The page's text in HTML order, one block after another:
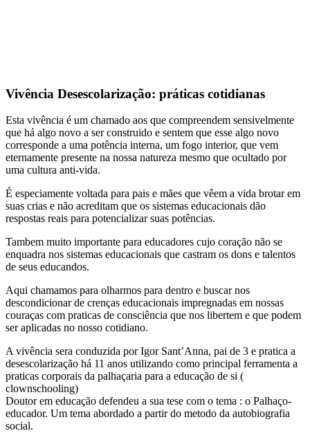
Vivência Desescolarização: práticas cotidianas
Esta vivência é um chamado aos que compreendem sensivelmente
que há algo novo a ser construido e sentem que esse algo novo
corresponde a uma potência interna, um fogo interior, que vem
eternamente presente na nossa natureza mesmo que ocultado por
uma cultura anti-vida.
É especiamente voltada para pais e mães que vêem a vida brotar em
suas crias e não acreditam que os sistemas educacionais dão
respostas reais para potencializar suas potências.
Tambem muito importante para educadores cujo coração não se
enquadra nos sistemas educacionais que castram os dons e talentos
de seus educandos.
Aqui chamamos para olharmos para dentro e buscar nos
descondicionar de crenças educacionais impregnadas em nossas
couraças com praticas de consciência que nos libertem e que podem
ser aplicadas no nosso cotidiano.
A vivência sera conduzida por Igor Sant’Anna, pai de 3 e pratica a
desescolarização há 11 anos utilizando como principal ferramenta a
praticas corporais da palhaçaria para a educação de si (
clownschooling)
Doutor em educação defendeu a sua tese com o tema : o Palhaço-
educador. Um tema abordado a partir do metodo da autobiografia
social.